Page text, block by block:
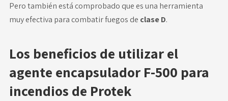
Pero también está comprobado que es una herramienta
muy efectiva para combatir fuegos de clase D.
Los beneficios de utilizar el
agente encapsulador F-500 para
incendios de Protek